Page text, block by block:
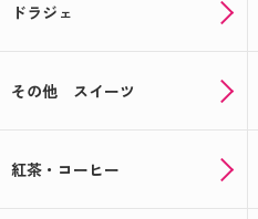
ドラジェ
その他 スイーツ
紅茶・コーヒー